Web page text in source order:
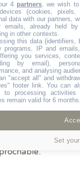
qualité
travaux
hypothèses
de classe
logement classé
n’est
immobiliers
et faire de
4 partners, we wish to
(cookies,
data with our partners,
emails, already held
in other contexts.
this data (identifiers,
programs, IP and
you services,
by email),
and analysing
"accept all" and
footer link. You can
to processing
remain valid for 6
Set